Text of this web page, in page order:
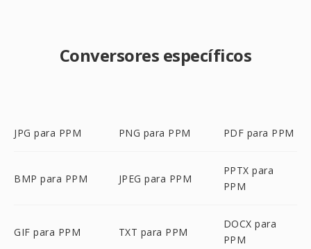
Conversores específicos
JPG para PPM PNG para PPM PDF para PPM
BMP para PPM JPEG para PPM
PPTX para
PPM
GIF para PPM TXT para PPM
DOCX para
PPM